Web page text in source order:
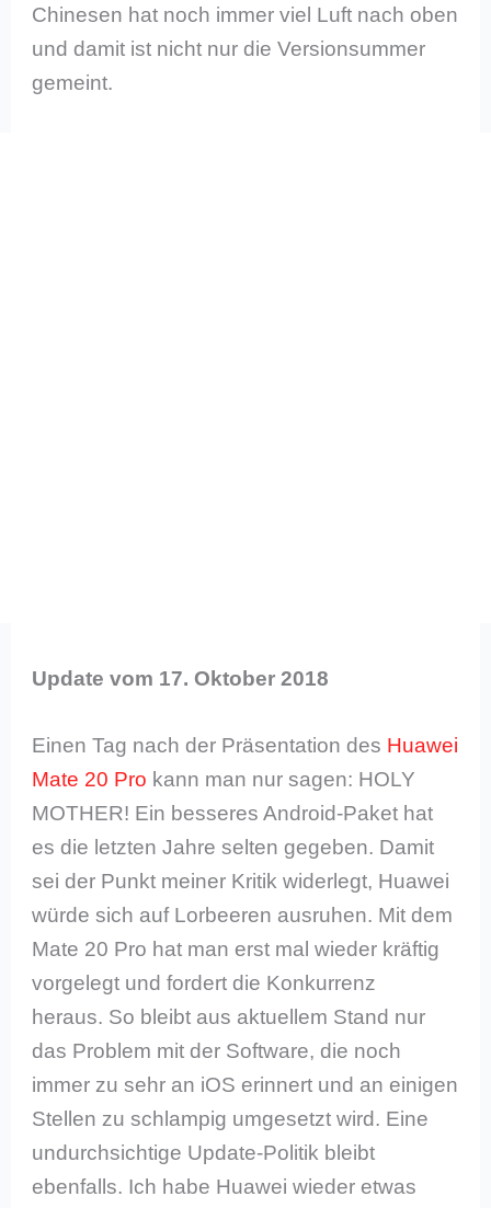
Chinesen hat noch immer viel Luft nach oben
und damit ist nicht nur die Versionsummer
gemeint.
Update vom 17. Oktober 2018
Einen Tag nach der Präsentation des Huawei
Mate 20 Pro kann man nur sagen: HOLY
MOTHER! Ein besseres Android-Paket hat
es die letzten Jahre selten gegeben. Damit
sei der Punkt meiner Kritik widerlegt, Huawei
würde sich auf Lorbeeren ausruhen. Mit dem
Mate 20 Pro hat man erst mal wieder kräftig
vorgelegt und fordert die Konkurrenz
heraus. So bleibt aus aktuellem Stand nur
das Problem mit der Software, die noch
immer zu sehr an iOS erinnert und an einigen
Stellen zu schlampig umgesetzt wird. Eine
undurchsichtige Update-Politik bleibt
ebenfalls. Ich habe Huawei wieder etwas